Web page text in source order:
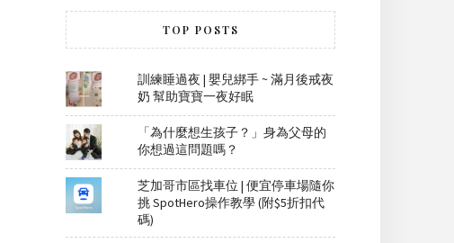
TOP POSTS
訓練睡過夜 | 嬰兒綁手 ~ 滿月後戒夜
奶 幫助寶寶一夜好眠
「為什麼想生孩子？」身為父母的
你想過這問題嗎？
芝加哥市區找車位 | 便宜停車場隨你
挑 SpotHero操作教學 (附$5折扣代
碼)